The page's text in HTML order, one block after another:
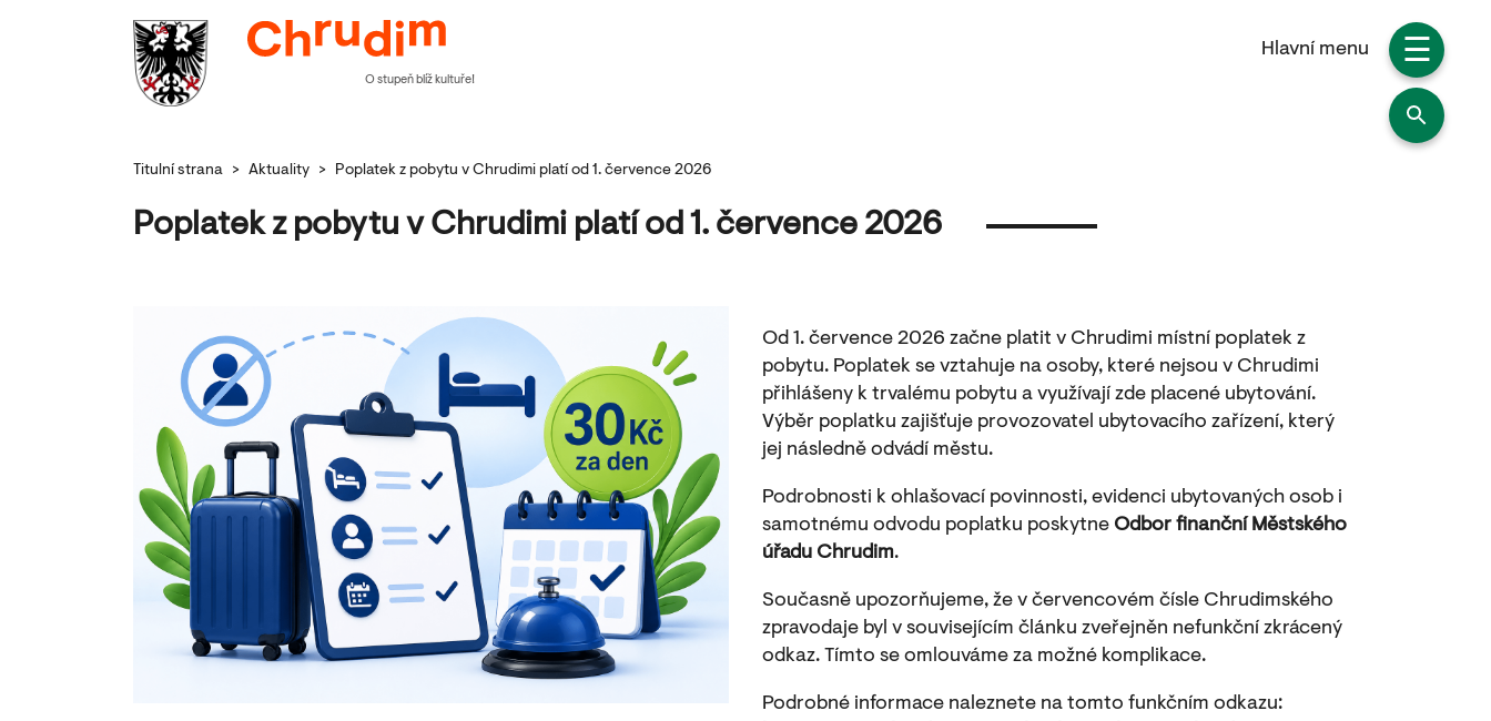
Hlavní menu ☰
O stupeň blíž kultuře!
Titulní strana > Aktuality > Poplatek z pobytu v Chrudimi platí od 1. července 2026
Poplatek z pobytu v Chrudimi platí od 1. července 2026
Od 1. července 2026 začne platit v Chrudimi místní poplatek z
pobytu. Poplatek se vztahuje na osoby, které nejsou v Chrudimi
přihlášeny k trvalému pobytu a využívají zde placené ubytování.
Výběr poplatku zajišťuje provozovatel ubytovacího zařízení, který
jej následně odvádí městu.
Podrobnosti k ohlašovací povinnosti, evidenci ubytovaných osob i
samotnému odvodu poplatku poskytne Odbor finanční Městského
úřadu Chrudim.
Současně upozorňujeme, že v červencovém čísle Chrudimského
zpravodaje byl v souvisejícím článku zveřejněn nefunkční zkrácený
odkaz. Tímto se omlouváme za možné komplikace.
Podrobné informace naleznete na tomto funkčním odkazu: